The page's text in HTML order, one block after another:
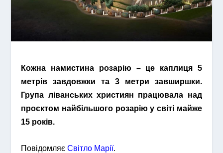
Кожна намистина розарію – це каплиця 5
метрів завдовжки та 3 метри завширшки.
Група ліванських християн працювала над
проєктом найбільшого розарію у світі майже
15 років.
ПовідомляєСвітло Марії.